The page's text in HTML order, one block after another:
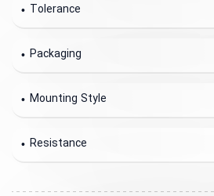
Tolerance
Packaging
Mounting Style
Resistance